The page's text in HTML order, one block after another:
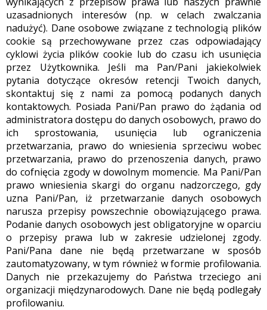
uzasadnionych interesów (np. w celach zwalczania
nadużyć). Dane osobowe związane z technologią plików
cookie są przechowywane przez czas odpowiadający
cyklowi życia plików cookie lub do czasu ich usunięcia
przez Użytkownika. Jeśli ma Pan/Pani jakiekolwiek
pytania dotyczące okresów retencji Twoich danych,
skontaktuj się z nami za pomocą podanych danych
kontaktowych. Posiada Pani/Pan prawo do żądania od
administratora dostępu do danych osobowych, prawo do
ich sprostowania, usunięcia lub ograniczenia
przetwarzania, prawo do wniesienia sprzeciwu wobec
przetwarzania, prawo do przenoszenia danych, prawo
do cofnięcia zgody w dowolnym momencie. Ma Pani/Pan
prawo wniesienia skargi do organu nadzorczego, gdy
uzna Pani/Pan, iż przetwarzanie danych osobowych
narusza przepisy powszechnie obowiązującego prawa.
Podanie danych osobowych jest obligatoryjne w oparciu
o przepisy prawa lub w zakresie udzielonej zgody.
Pani/Pana dane nie będą przetwarzane w sposób
zautomatyzowany, w tym również w formie profilowania.
Danych nie przekazujemy do Państwa trzeciego ani
organizacji międzynarodowych. Dane nie będą podlegały
profilowaniu.